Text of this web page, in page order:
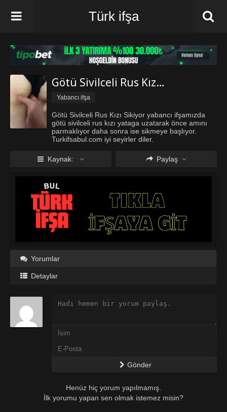
Türk ifşa
Götü Sivilceli Rus Kızı Sikiyor
Yabancı ifşa
Götü Sivilceli Rus Kızı Sikiyor yabancı ifşamızda
götü sivilceli rus kızı yataga uzatarak önce amını
parmaklıyor daha sonra ise sikmeye başlıyor.
Turkifsabul.com iyi seyirler diler.
Kaynak: Paylaş
Yorumlar
Detaylar
Gönder
Henüz hiç yorum yapılmamış.
İlk yorumu yapan sen olmak istemez misin?